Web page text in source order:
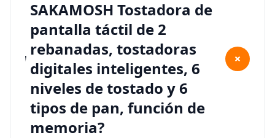
SAKAMOSH Tostadora de
pantalla táctil de 2
rebanadas, tostadoras
digitales inteligentes, 6
niveles de tostado y 6
tipos de pan, función de
memoria?
+